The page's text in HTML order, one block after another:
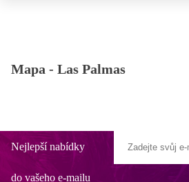
Mapa - Las Palmas
Nejlepší nabídky
do vašeho e-mailu